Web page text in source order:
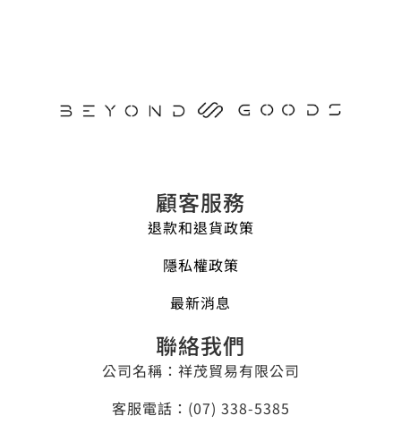
顧客服務
退款和退貨政策
隱私權政策
最新消息
聯絡我們
公司名稱：祥茂貿易有限公司
客服電話：​(07) 338-5385